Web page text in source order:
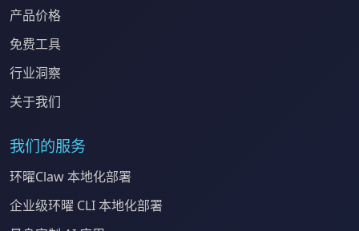
产品价格
免费工具
行业洞察
关于我们
我们的服务
环曜Claw 本地化部署
企业级环曜 CLI 本地化部署